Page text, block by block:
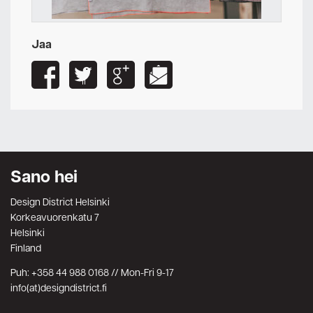
Jaa
Sano hei
Design District Helsinki
Korkeavuorenkatu 7
Helsinki
Finland
Puh: +358 44 988 0168 // Mon-Fri 9-17
info(at)designdistrict.fi